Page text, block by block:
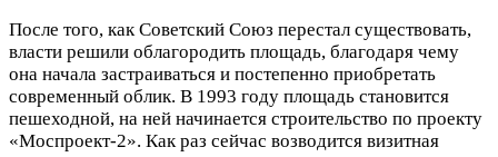
После того, как Советский Союз перестал существовать,
власти решили облагородить площадь, благодаря чему
она начала застраиваться и постепенно приобретать
современный облик. В 1993 году площадь становится
пешеходной, на ней начинается строительство по проекту
«Моспроект-2». Как раз сейчас возводится визитная